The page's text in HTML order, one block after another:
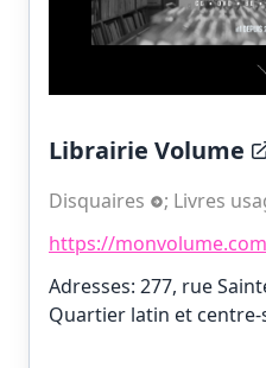
Librairie Volume
Disquaires ; Livres
https://
Adresses: 277, rue
Quartier latin et centre-